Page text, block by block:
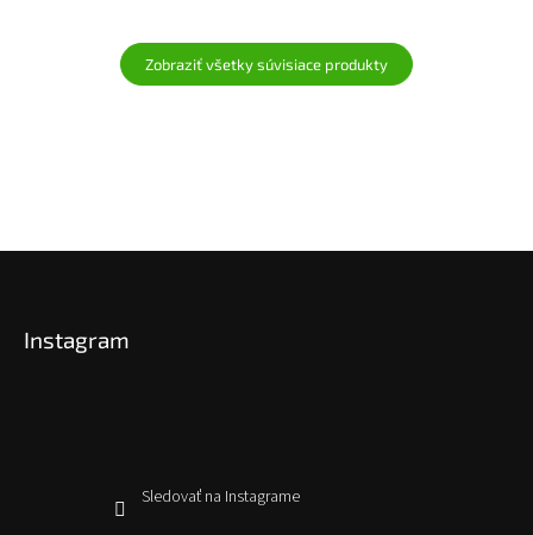
Zobraziť všetky súvisiace produkty
Instagram
Sledovať na Instagrame